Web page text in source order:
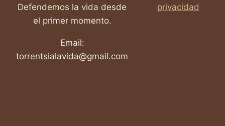
Defendemos la vida desde
el primer momento.
Email:
torrentsialavida@gmail.com
privacidad